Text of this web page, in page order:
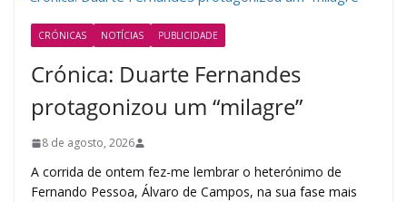
CRÓNICAS NOTÍCIAS PUBLICIDADE
Crónica: Duarte Fernandes
protagonizou um “milagre”
8 de agosto, 2026
A corrida de ontem fez-me lembrar o heterónimo de
Fernando Pessoa, Álvaro de Campos, na sua fase mais